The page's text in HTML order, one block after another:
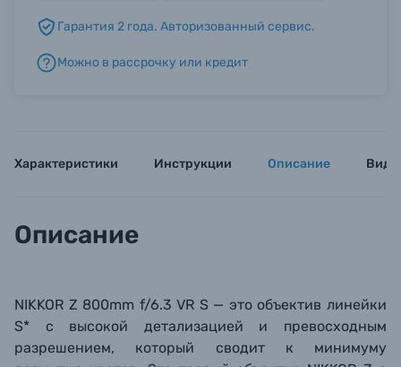
Б/У фототехника (Комиссионные товары)
Гарантия 2 года. Авторизованный сервис.
Можно в рассрочку или кредит
Характеристики Инструкции Описание
Описание
NIKKOR Z 800mm f/6.3 VR S — это объектив линейки
S* с высокой детализацией и превосходным
разрешением, который сводит к минимуму